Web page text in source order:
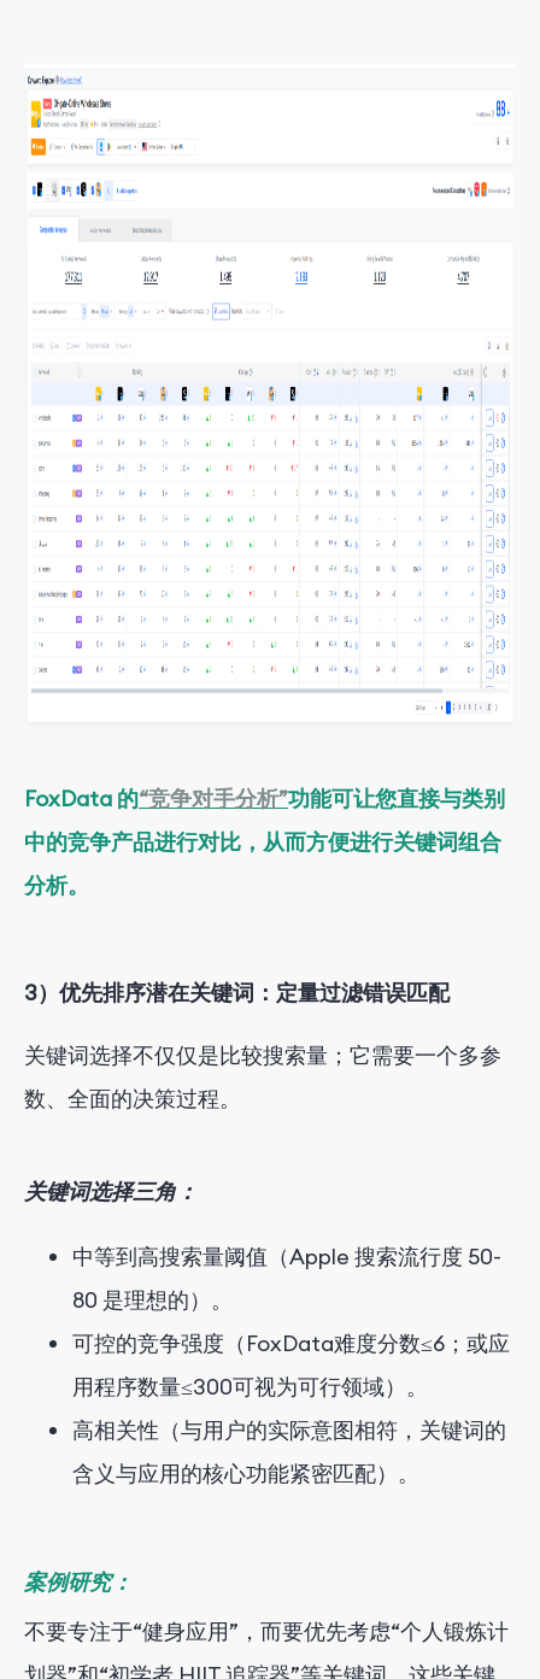
FoxData 的“竞争对手分析”功能可让您直接与类别
中的竞争产品进行对比，从而方便进行关键词组合
分析。
3）优先排序潜在关键词：定量过滤错误匹配
关键词选择不仅仅是比较搜索量；它需要一个多参
数、全面的决策过程。
关键词选择三角：
中等到高搜索量阈值（Apple 搜索流行度 50-
80 是理想的）。
可控的竞争强度（FoxData难度分数≤6；或应
用程序数量≤300可视为可行领域）。
高相关性（与用户的实际意图相符，关键词的
含义与应用的核心功能紧密匹配）。
案例研究：
不要专注于“健身应用”，而要优先考虑“个人锻炼计